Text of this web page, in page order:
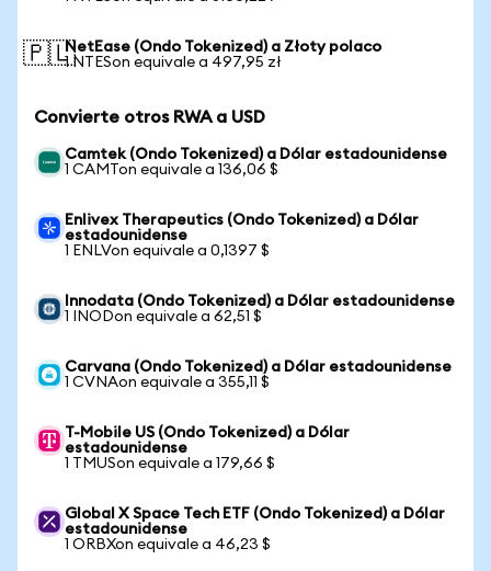
🇵🇱NetEase (Ondo Tokenized) a Złoty polaco
1 NTESon equivale a 497,95 zł
Convierte otros RWA a USD
Camtek (Ondo Tokenized) a Dólar estadounidense
1 CAMTon equivale a 136,06 $
Enlivex Therapeutics (Ondo Tokenized) a Dólar
estadounidense
1 ENLVon equivale a 0,1397 $
Innodata (Ondo Tokenized) a Dólar estadounidense
1 INODon equivale a 62,51 $
Carvana (Ondo Tokenized) a Dólar estadounidense
1 CVNAon equivale a 355,11 $
T-Mobile US (Ondo Tokenized) a Dólar
estadounidense
1 TMUSon equivale a 179,66 $
Global X Space Tech ETF (Ondo Tokenized) a Dólar
estadounidense
1 ORBXon equivale a 46,23 $